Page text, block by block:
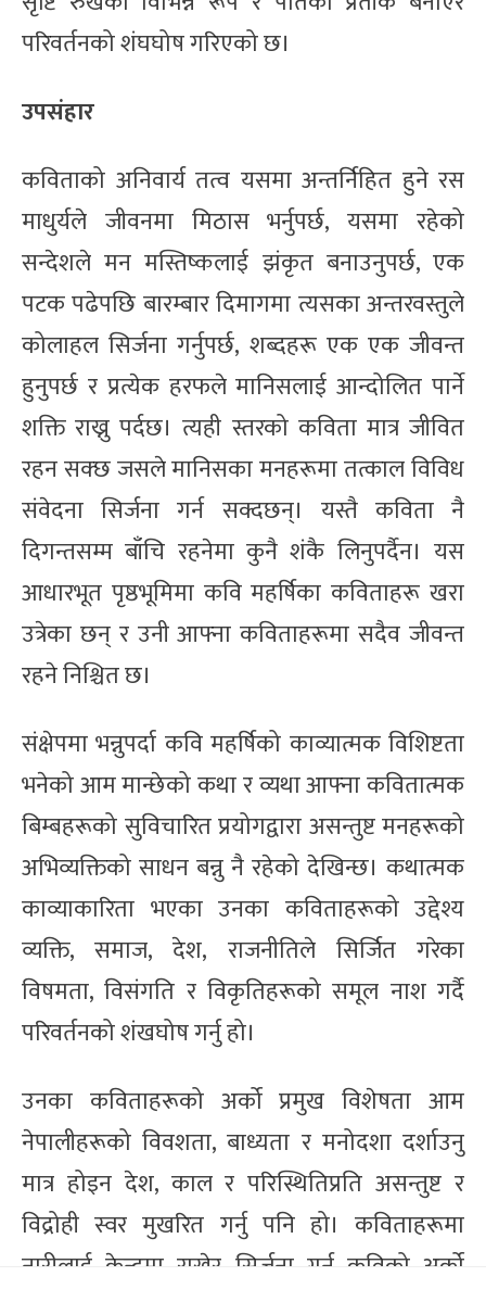
परिवर्तनको शंघघोष गरिएको छ।
उपसंहार
कविताको अनिवार्य तत्व यसमा अन्तर्निहित हुने रस
माधुर्यले जीवनमा मिठास भर्नुपर्छ, यसमा रहेको
सन्देशले मन मस्तिष्कलाई झंकृत बनाउनुपर्छ, एक
पटक पढेपछि बारम्बार दिमागमा त्यसका अन्तरवस्तुले
कोलाहल सिर्जना गर्नुपर्छ, शब्दहरू एक एक जीवन्त
हुनुपर्छ र प्रत्येक हरफले मानिसलाई आन्दोलित पार्ने
शक्ति राख्नु पर्दछ। त्यही स्तरको कविता मात्र जीवित
रहन सक्छ जसले मानिसका मनहरूमा तत्काल विविध
संवेदना सिर्जना गर्न सक्दछन्। यस्तै कविता नै
दिगन्तसम्म बाँचि रहनेमा कुनै शंकै लिनुपर्दैन। यस
आधारभूत पृष्ठभूमिमा कवि महर्षिका कविताहरू खरा
उत्रेका छन् र उनी आफ्ना कविताहरूमा सदैव जीवन्त
रहने निश्चित छ।
संक्षेपमा भन्नुपर्दा कवि महर्षिको काव्यात्मक विशिष्टता
भनेको आम मान्छेको कथा र व्यथा आफ्ना कवितात्मक
बिम्बहरूको सुविचारित प्रयोगद्वारा असन्तुष्ट मनहरूको
अभिव्यक्तिको साधन बन्नु नै रहेको देखिन्छ। कथात्मक
काव्याकारिता भएका उनका कविताहरूको उद्देश्य
व्यक्ति, समाज, देश, राजनीतिले सिर्जित गरेका
विषमता, विसंगति र विकृतिहरूको समूल नाश गर्दै
परिवर्तनको शंखघोष गर्नु हो।
उनका कविताहरूको अर्को प्रमुख विशेषता आम
नेपालीहरूको विवशता, बाध्यता र मनोदशा दर्शाउनु
मात्र होइन देश, काल र परिस्थितिप्रति असन्तुष्ट र
विद्रोही स्वर मुखरित गर्नु पनि हो। कविताहरूमा
नारीलाई केन्द्रमा राखेर सिर्जना गर्नु कविको अर्को